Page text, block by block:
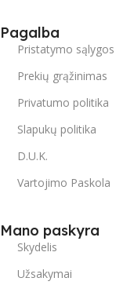
Pagalba
Pristatymo sąlygos
Prekių grąžinimas
Privatumo politika
Slapukų politika
D.U.K.
Vartojimo Paskola
Mano paskyra
Skydelis
Užsakymai